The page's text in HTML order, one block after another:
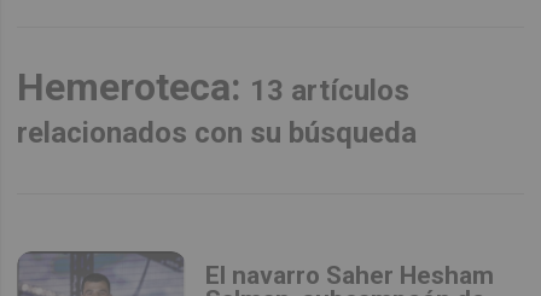
Hemeroteca: 13 artículos
relacionados con su búsqueda
El navarro Saher Hesham